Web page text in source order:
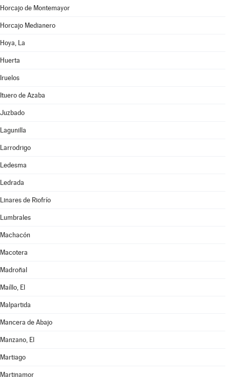
Horcajo de Montemayor
Horcajo Medianero
Hoya, La
Huerta
Iruelos
Ituero de Azaba
Juzbado
Lagunilla
Larrodrigo
Ledesma
Ledrada
Linares de Riofrío
Lumbrales
Machacón
Macotera
Madroñal
Maíllo, El
Malpartida
Mancera de Abajo
Manzano, El
Martiago
Martinamor